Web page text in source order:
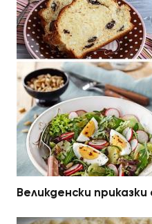
Великденски